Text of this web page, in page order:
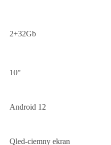
2+32Gb
10"
Android 12
Qled-ciemny ekran